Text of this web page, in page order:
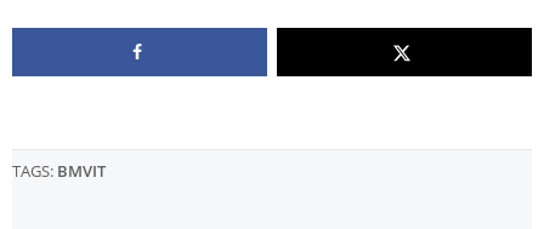
TAGS: BMVIT